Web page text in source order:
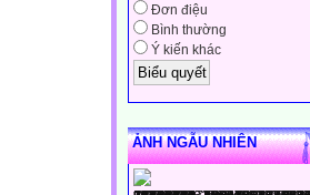
Đơn điệu
Bình thường
Ý kiến khác
ẢNH NGẪU NHIÊN